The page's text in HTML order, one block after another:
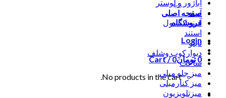
صفحه اصلی
فروشگاه
Login
Cart / تومان0
0
No products in the cart.
آباژور و لوستر
آیینه
آیینه کنسول
استند
تابلو
دیوارکوب وشلف
ساعت
میز جلو مبلی
میز کنارمبلی
میزتلویزیون